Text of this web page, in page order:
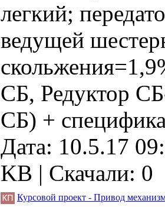
легкий;
ведущей
СБ, Редуктор
СБ) +
Дата: 10.5.17
KB | Скачали: 0
Курсовой проект - Привод